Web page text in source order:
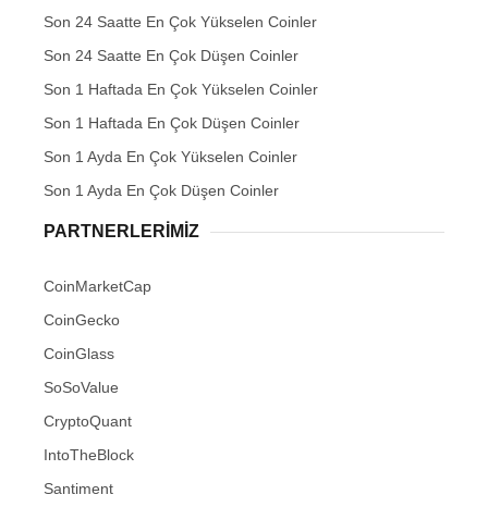
Son 24 Saatte En Çok Yükselen Coinler
Son 24 Saatte En Çok Düşen Coinler
Son 1 Haftada En Çok Yükselen Coinler
Son 1 Haftada En Çok Düşen Coinler
Son 1 Ayda En Çok Yükselen Coinler
Son 1 Ayda En Çok Düşen Coinler
PARTNERLERIMIZ
CoinMarketCap
CoinGecko
CoinGlass
SoSoValue
CryptoQuant
IntoTheBlock
Santiment